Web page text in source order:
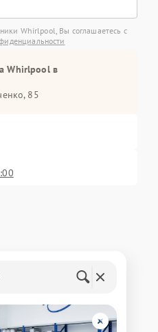
Whirlpool, Вы соглашаетесь с
Whirlpool в
85